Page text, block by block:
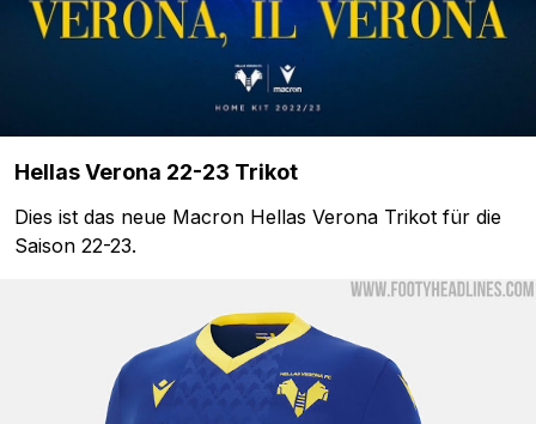
Hellas Verona 22-23 Trikot
Dies ist das neue Macron Hellas Verona Trikot für die
Saison 22-23.